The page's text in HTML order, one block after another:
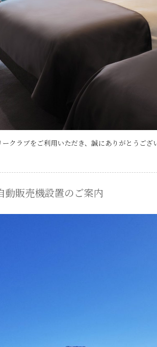
クラブをご利用いただき、誠にありがとうご
販売機設置のご案内